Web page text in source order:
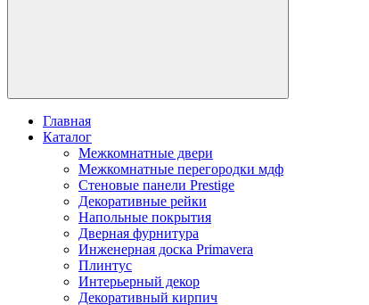
Главная
Каталог
Межкомнатные двери
Межкомнатные перегородки мдф
Стеновые панели Prestige
Декоративные рейки
Напольные покрытия
Дверная фурнитура
Инженерная доска Primavera
Плинтус
Интерьерный декор
Декоративный кирпич